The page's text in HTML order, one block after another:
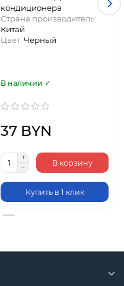
кондиционера
Страна производитель:
Китай
Цвет: Черный
В наличии ✓
37 BYN
В корзину
Купить в 1 клик